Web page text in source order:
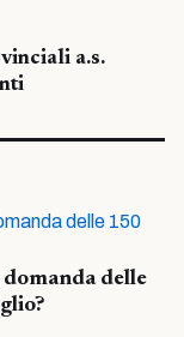
a.s.
domanda delle